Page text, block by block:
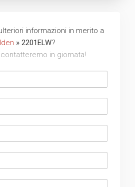
informazioni in merito a
» 2201ELW?
in giornata!
address